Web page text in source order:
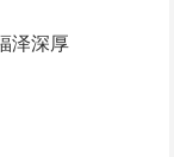
泽深厚